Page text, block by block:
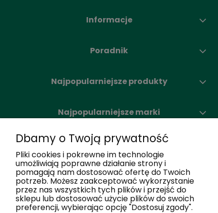
Informacje
Poradnik
Najpopularniejsze produkty
Najpopularniejsze marki
Moje konto
Nasze salony
Dlaczego my
Dbamy o Twoją prywatność
Pliki cookies i pokrewne im technologie
umożliwiają poprawne działanie strony i
pomagają nam dostosować ofertę do Twoich
potrzeb. Możesz zaakceptować wykorzystanie
przez nas wszystkich tych plików i przejść do
sklepu lub dostosować użycie plików do swoich
preferencji, wybierając opcję "Dostosuj zgody".